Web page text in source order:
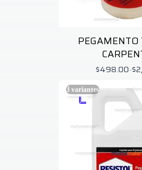
PEGAMENTO
$498.00-
3 variantes